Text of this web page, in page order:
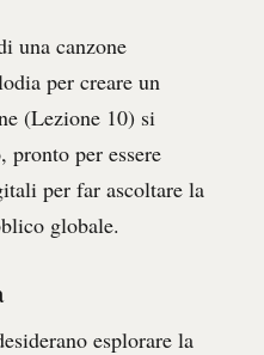
una canzone
per creare un
(Lezione 10) si
per essere
per far ascoltare la
globale.
esplorare la